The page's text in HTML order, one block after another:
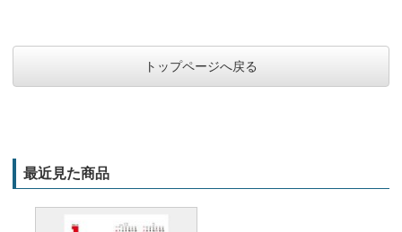
トップページへ戻る
最近見た商品